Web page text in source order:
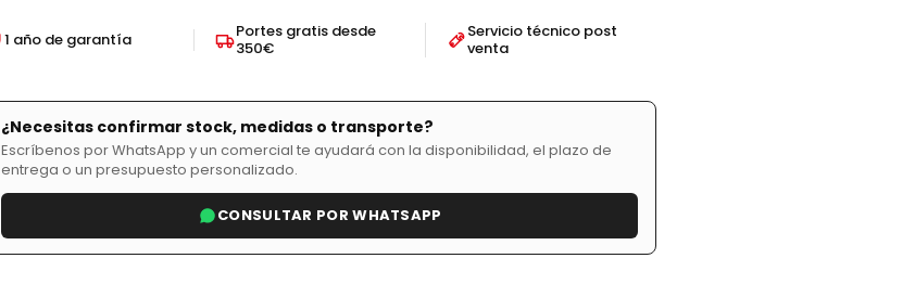
1 año de garantía
Portes gratis desde
350€
Servicio técnico post
venta
¿Necesitas confirmar stock, medidas o transporte?
Escríbenos por WhatsApp y un comercial te ayudará con la disponibilidad, el plazo de
entrega o un presupuesto personalizado.
CONSULTAR POR WHATSAPP